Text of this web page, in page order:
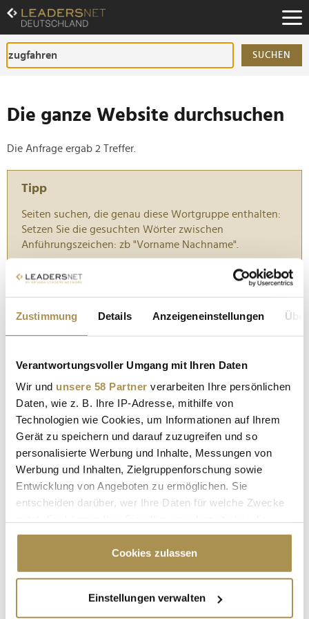
Zustimmung Details Anzeigeneinstellungen
Verantwortungsvoller Umgang mit Ihren Daten
Wir und unsere 58 Partner verarbeiten Ihre persönlichen
Daten, wie z. B. Ihre IP-Adresse, mithilfe von
Technologien wie Cookies, um Informationen auf Ihrem
Gerät zu speichern und darauf zuzugreifen und so
personalisierte Werbung und Inhalte, Messungen von
Werbung und Inhalten, Zielgruppenforschung sowie
Entwicklung von Angeboten zu ermöglichen. Sie
entscheiden darüber, wer Ihre Daten für welche Zwecke
Cookie-Erklärung oder durch Klicken auf das Privacy
Trigger Symbol ändern oder widerrufen
Informationen über Ihre geografische Lage
Cookies zulassen
Einstellungen verwalten
Zum
Inhalt
Zur
Fußzeilen-
Navigation
SUCHEN
Die ganze Website durchsuchen
Die Anfrage ergab 2 Treffer.
Tipp
Seiten suchen, die genau diese Wortgruppe enthalten:
Setzen Sie die gesuchten Wörter zwischen
Anführungszeichen: zb "Vorname Nachname".
Korrekturen nicht mehr genügen: Überlastete Strukturen,
fragmentierte Verantwortlichkeiten und eine Servicequalität,
die dem politischen Anspruch an eine moderne
Verkehrsinfrastruktur kaum standhält, bremsen den Konzern
aus. Mit dem nun vom...
Zugfahren im Herbst: Die 7 schönsten Strecken in
Europa
Am Fenster lehnen, das Tempo fällt – und draußen läuft
Naturkino in leuchtendem Gold und Kupfer vorbei: Der Herbst
zeigt Europas Landschaften von ihrer besten Seite – und
diese sieben Zugstrecken sind die Logenplätze dafür. Sie
verbinden Weinberge, Fjorde und Hochgebirge in
komfortablen Fahrzeiten....